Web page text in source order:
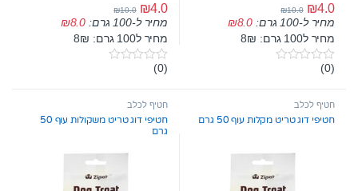
₪4.0
₪10.0
מחיר ל-100 גרם: ₪8.0
מחיר ל100 גרם: 8₪
0
t
o
f
(0)
₪4.0
₪10.0
מחיר ל-100 גרם: ₪8.0
מחיר ל100 גרם: 8₪
0
t
o
f
5
(0)
חטיף לכלב
חטיפי דוג טריט מקלות עוף 50 גרם
חטיף לכלב
חטיפי דוג טריט משקולות עוף 50
גרם